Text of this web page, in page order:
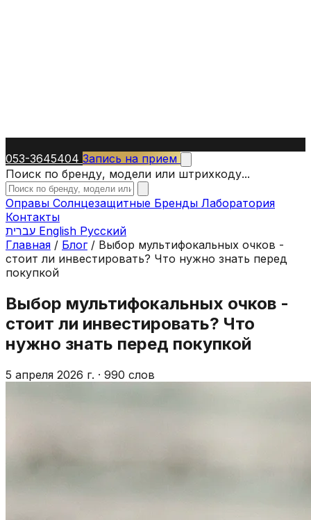
053-3645404 Запись на прием
Поиск по бренду, модели или штрихкоду...
Оправы Солнцезащитные Бренды Лаборатория
Контакты
English Русский
Главная / Блог / Выбор мультифокальных очков -
стоит ли инвестировать? Что нужно знать перед
покупкой
Выбор мультифокальных очков -
стоит ли инвестировать? Что
нужно знать перед покупкой
5 апреля 2026 г. · 990 слов